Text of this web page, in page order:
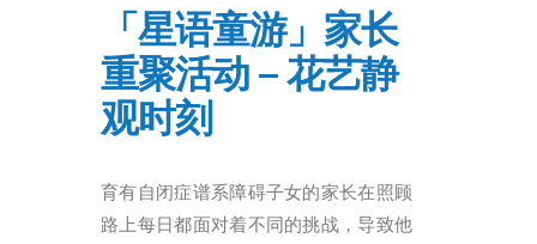
ENGLISH
「星语童游」家长
重聚活动 – 花艺静
观时刻
育有自闭症谱系障碍子女的家长在照顾
路上每日都面对着不同的挑战，导致他